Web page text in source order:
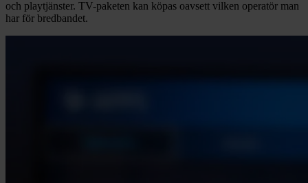
och playtjänster. TV-paketen kan köpas oavsett vilken operatör man
har för bredbandet.